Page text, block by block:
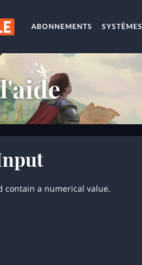
ABONNEMENTS SYSTÈMES
contain a numerical value.